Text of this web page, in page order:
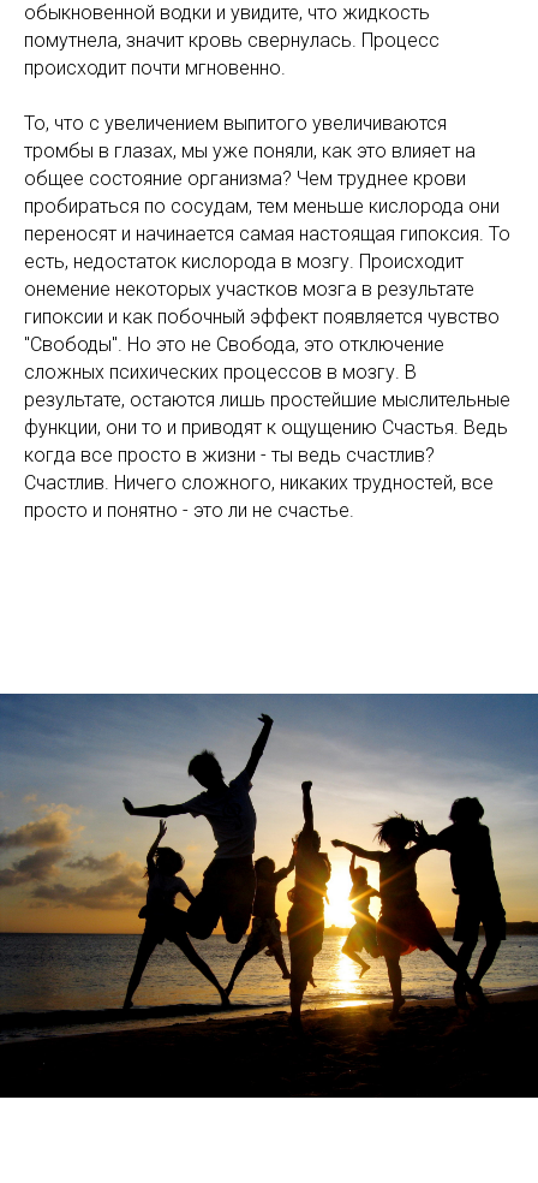
обыкновенной водки и увидите, что жидкость
помутнела, значит кровь свернулась. Процесс
происходит почти мгновенно.
То, что с увеличением выпитого увеличиваются
тромбы в глазах, мы уже поняли, как это влияет на
общее состояние организма? Чем труднее крови
пробираться по сосудам, тем меньше кислорода они
переносят и начинается самая настоящая гипоксия. То
есть, недостаток кислорода в мозгу. Происходит
онемение некоторых участков мозга в результате
гипоксии и как побочный эффект появляется чувство
"Свободы". Но это не Свобода, это отключение
сложных психических процессов в мозгу. В
результате, остаются лишь простейшие мыслительные
функции, они то и приводят к ощущению Счастья. Ведь
когда все просто в жизни - ты ведь счастлив?
Счастлив. Ничего сложного, никаких трудностей, все
просто и понятно - это ли не счастье.